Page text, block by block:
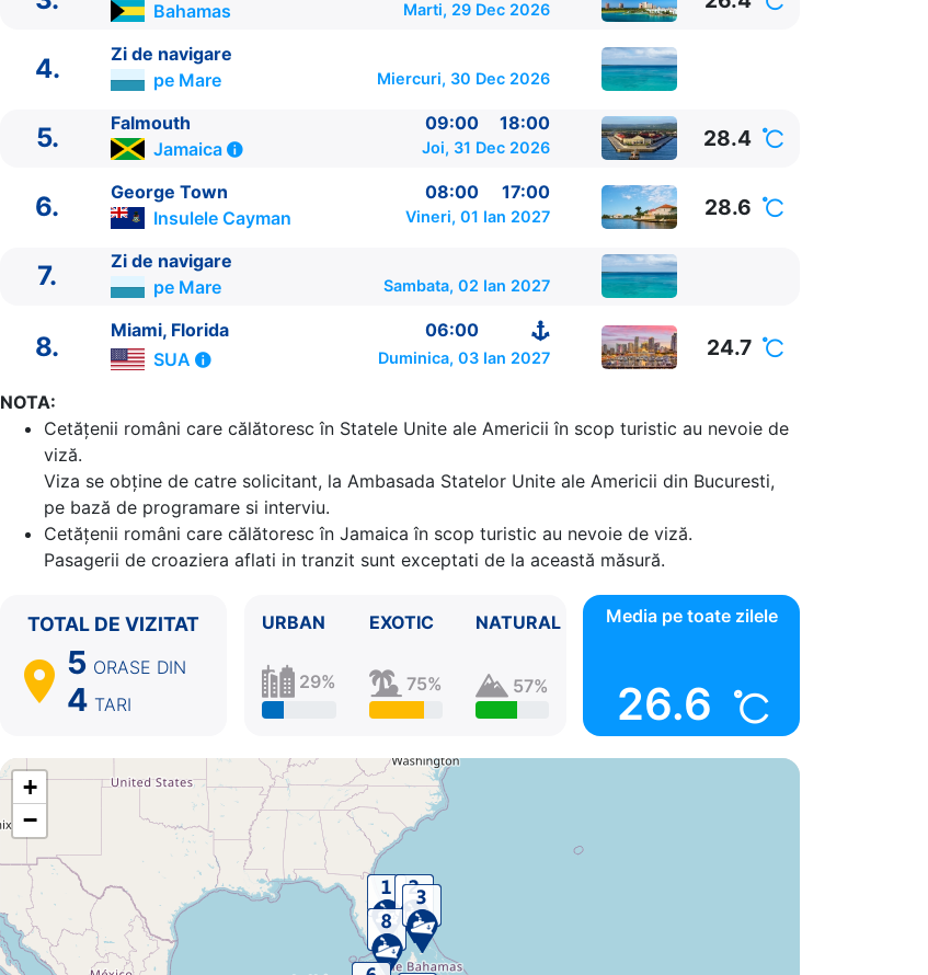
ITINERARIU
Ziua | Portul | Sosire - Plecare
Miami, Florida SUA ⚓ - 16:00
Cococay Bahamas 07:00 - 17:00
4. Zi de navigare pe Mare
Falmouth Jamaica 09:00 - 18:00
6. George Town
Zi de navigare pe Mare 0:00 - 0:00
Miami, Florida
Bahamas
Marti, 29 Dec 2026
4.
Zi de navigare
pe Mare
Miercuri, 30 Dec 2026
5. Falmouth 09:00
18:00
Jamaica
Joi, 31 Dec 2026 28.4
6. George Town 08:00
17:00
Insulele Cayman
Vineri, 01 Ian 2027 28.6
7.
Zi de navigare
pe Mare
Sambata, 02 Ian 2027
8.
Miami, Florida
06:00
SUA
Duminica, 03 Ian 2027 24.7
NOTA:
Cetăţenii români care călătoresc în Statele Unite ale Americii în scop turistic au nevoie de
viză.
Viza se obține de catre solicitant, la Ambasada Statelor Unite ale Americii din Bucuresti,
pe bază de programare si interviu.
Cetăţenii români care călătoresc în Jamaica în scop turistic au nevoie de viză.
Pasagerii de croaziera aflati in tranzit sunt exceptati de la această măsură.
TOTAL DE VIZITAT
5 ORASE DIN
4 TARI
URBAN
29%
EXOTIC
75%
NATURAL
57%
Media pe toate zilele
26.6
+
−